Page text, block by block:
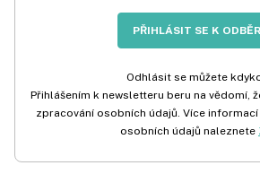
PŘIHLÁSIT SE K
Odhlásit se můžete
Přihlášením k newsletteru beru na vědomí,
zpracování osobních údajů. Více
osobních údajů naleznete